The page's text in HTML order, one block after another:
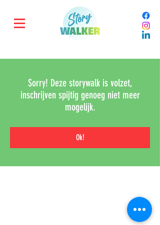
Sorry! Deze storywalk is volzet,
inschrijven spijtig genoeg niet meer
mogelijk.
Ok!